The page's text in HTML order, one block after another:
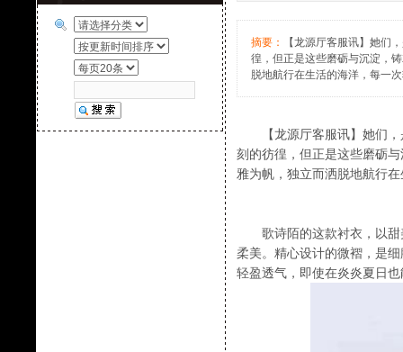
摘要：
【龙源厅客服讯】她们
徨，但正是这些磨砺与沉淀，
脱地航行在生活的海洋，每一
【龙源厅客服讯】她们，
刻的彷徨，但正是这些磨砺
雅为帆，独立而洒脱地航行
歌诗陌的这款衬衣，以甜
柔美。精心设计的微褶，是
轻盈透气，即使在炎炎夏日